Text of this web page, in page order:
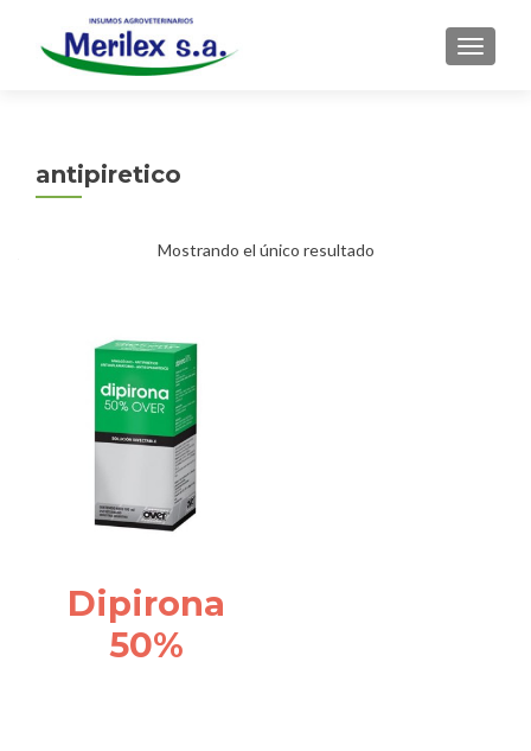
antipiretico
Mostrando el único resultado
Dipirona
50%